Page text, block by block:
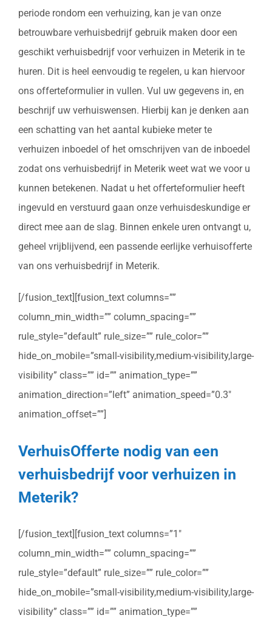
periode rondom een verhuizing, kan je van onze
betrouwbare verhuisbedrijf gebruik maken door een
geschikt verhuisbedrijf voor verhuizen in Meterik in te
huren. Dit is heel eenvoudig te regelen, u kan hiervoor
ons offerteformulier in vullen. Vul uw gegevens in, en
beschrijf uw verhuiswensen. Hierbij kan je denken aan
een schatting van het aantal kubieke meter te
verhuizen inboedel of het omschrijven van de inboedel
zodat ons verhuisbedrijf in Meterik weet wat we voor u
kunnen betekenen. Nadat u het offerteformulier heeft
ingevuld en verstuurd gaan onze verhuisdeskundige er
direct mee aan de slag. Binnen enkele uren ontvangt u,
geheel vrijblijvend, een passende eerlijke verhuisofferte
van ons verhuisbedrijf in Meterik.
[/fusion_text][fusion_text columns=””
column_min_width=”” column_spacing=””
rule_style=”default” rule_size=”” rule_color=””
hide_on_mobile=”small-visibility,medium-visibility,large-
visibility” class=”” id=”” animation_type=””
animation_direction=”left” animation_speed=”0.3″
animation_offset=””]
VerhuisOfferte nodig van een
verhuisbedrijf voor verhuizen in
Meterik?
[/fusion_text][fusion_text columns=”1″
column_min_width=”” column_spacing=””
rule_style=”default” rule_size=”” rule_color=””
hide_on_mobile=”small-visibility,medium-visibility,large-
visibility” class=”” id=”” animation_type=””